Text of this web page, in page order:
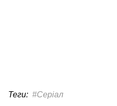
Теги: #Серіал